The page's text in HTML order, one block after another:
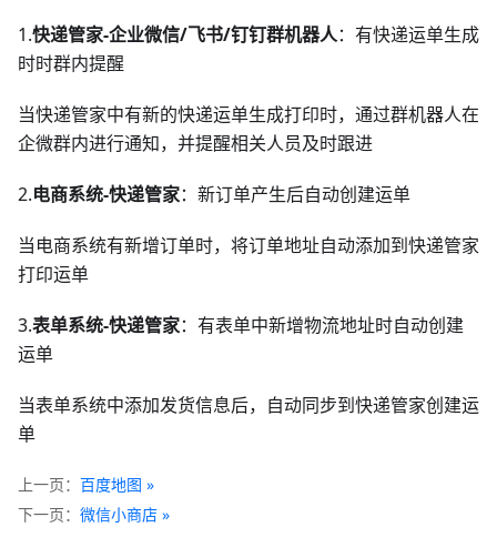
1.快递管家-企业微信/飞书/钉钉群机器人：有快递运单生成
时时群内提醒
当快递管家中有新的快递运单生成打印时，通过群机器人在
企微群内进行通知，并提醒相关人员及时跟进
2.电商系统-快递管家：新订单产生后自动创建运单
当电商系统有新增订单时，将订单地址自动添加到快递管家
打印运单
3.表单系统-快递管家：有表单中新增物流地址时自动创建
运单
当表单系统中添加发货信息后，自动同步到快递管家创建运
单
上一页
百度地图
下一页
微信小商店